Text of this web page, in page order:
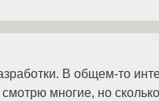
В общем-то
многие, но